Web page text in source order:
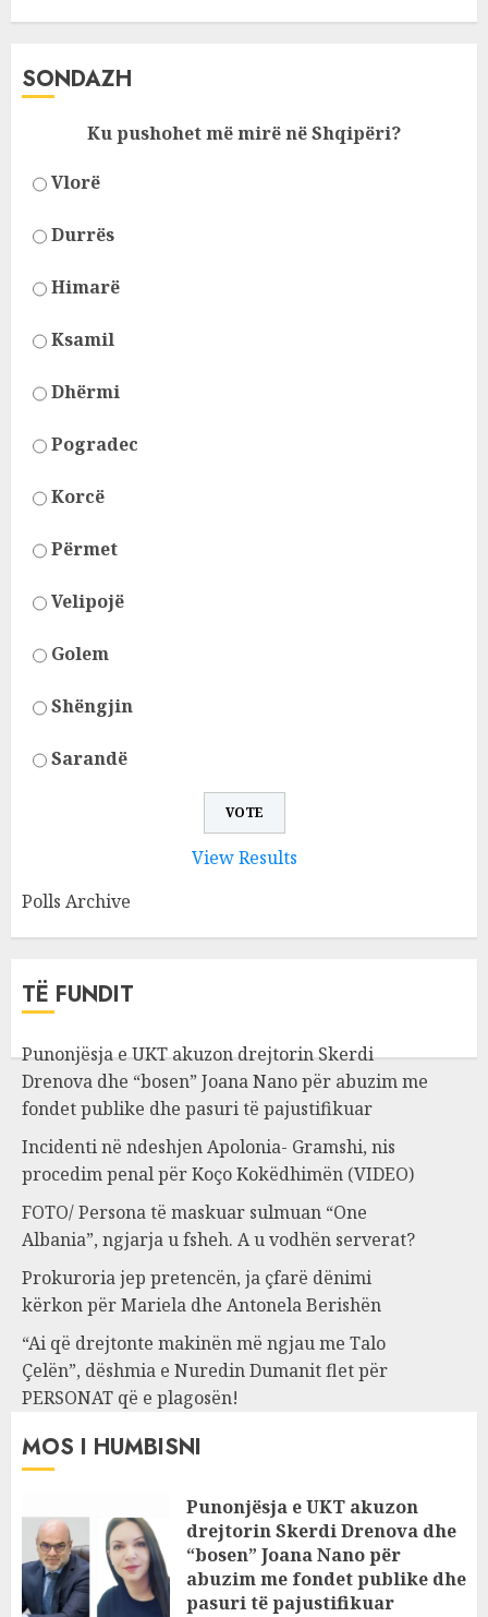
SONDAZH
Ku pushohet më mirë në Shqipëri?
Vlorë
Durrës
Himarë
Ksamil
Dhërmi
Pogradec
Korcë
Përmet
Velipojë
Golem
Shëngjin
Sarandë
View Results
Polls Archive
TË FUNDIT
Punonjësja e UKT akuzon drejtorin Skerdi
Drenova dhe “bosen” Joana Nano për abuzim me
fondet publike dhe pasuri të pajustifikuar
Incidenti në ndeshjen Apolonia- Gramshi, nis
procedim penal për Koço Kokëdhimën (VIDEO)
FOTO/ Persona të maskuar sulmuan “One
Albania”, ngjarja u fsheh. A u vodhën serverat?
Prokuroria jep pretencën, ja çfarë dënimi
kërkon për Mariela dhe Antonela Berishën
“Ai që drejtonte makinën më ngjau me Talo
Çelën”, dëshmia e Nuredin Dumanit flet për
PERSONAT që e plagosën!
MOS I HUMBISNI
Punonjësja e UKT akuzon
drejtorin Skerdi Drenova dhe
“bosen” Joana Nano për
abuzim me fondet publike dhe
pasuri të pajustifikuar